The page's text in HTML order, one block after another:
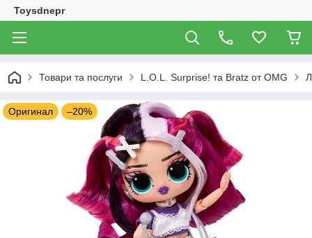
Toysdnepr
Товари та послуги L.O.L. Surprise! та Bratz от OMG
Оригинал –20%